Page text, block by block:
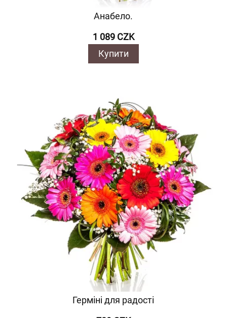
Анабело.
1 089 CZK
Купити
Герміні для радості